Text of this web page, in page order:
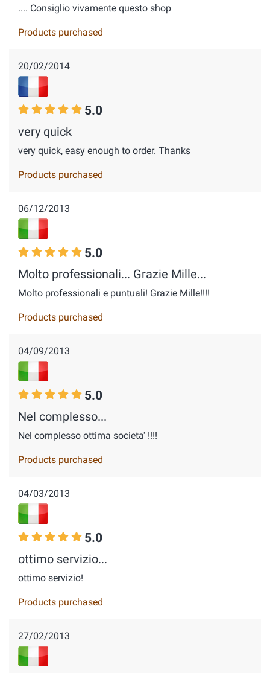
.... Consiglio vivamente questo shop
Products purchased
20/02/2014
5.0
very quick
very quick, easy enough to order. Thanks
Products purchased
06/12/2013
5.0
Molto professionali... Grazie Mille...
Molto professionali e puntuali! Grazie Mille!!!!
Products purchased
04/09/2013
5.0
Nel complesso...
Nel complesso ottima societa' !!!!
Products purchased
04/03/2013
5.0
ottimo servizio...
ottimo servizio!
Products purchased
27/02/2013